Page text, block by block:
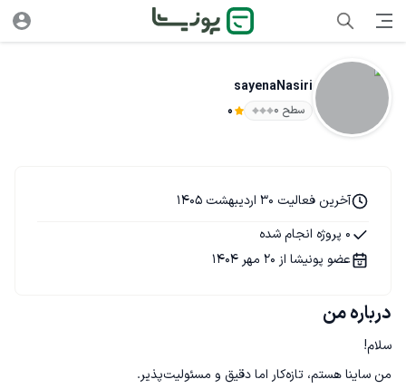
sayenaNasiri
سطح ۰ 0
درباره من
آخرین فعالیت 30 اردیبهشت 1405
0 پروژه انجام شده
عضو پونیشا از 20 مهر 1404